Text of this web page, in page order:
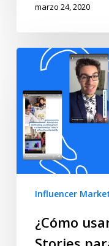
marzo 24, 2020
Influencer
¿Cómo